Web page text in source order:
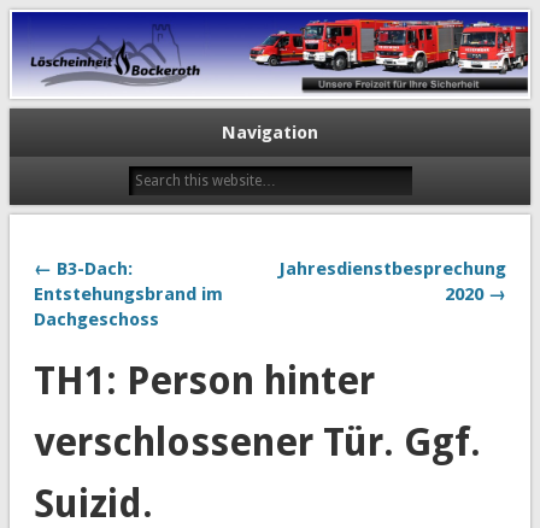
Navigation
← B3-Dach:
Entstehungsbrand im
Dachgeschoss
Jahresdienstbesprechung
2020 →
TH1: Person hinter
verschlossener Tür. Ggf.
Suizid.